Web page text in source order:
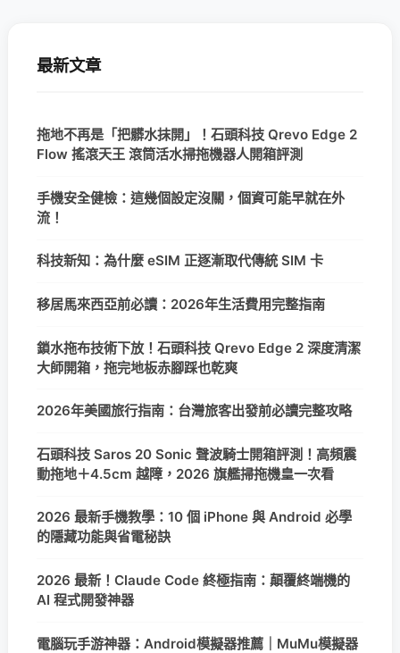
最新文章
拖地不再是「把髒水抹開」！石頭科技 Qrevo Edge 2
Flow 搖滾天王 滾筒活水掃拖機器人開箱評測
手機安全健檢：這幾個設定沒關，個資可能早就在外
流！
科技新知：為什麼 eSIM 正逐漸取代傳統 SIM 卡
移居馬來西亞前必讀：2026年生活費用完整指南
鎖水拖布技術下放！石頭科技 Qrevo Edge 2 深度清潔
大師開箱，拖完地板赤腳踩也乾爽
2026年美國旅行指南：台灣旅客出發前必讀完整攻略
石頭科技 Saros 20 Sonic 聲波騎士開箱評測！高頻震
動拖地＋4.5cm 越障，2026 旗艦掃拖機皇一次看
2026 最新手機教學：10 個 iPhone 與 Android 必學
的隱藏功能與省電秘訣
2026 最新！Claude Code 終極指南：顛覆終端機的
AI 程式開發神器
電腦玩手游神器：Android模擬器推薦｜MuMu模擬器